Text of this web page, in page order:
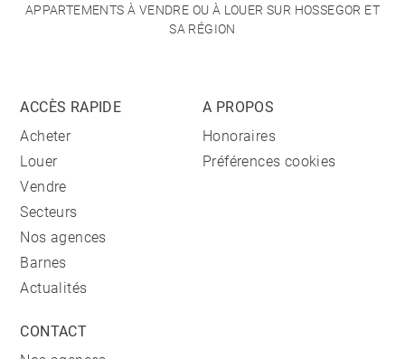
APPARTEMENTS À VENDRE OU À LOUER SUR HOSSEGOR ET
SA RÉGION
ACCÈS RAPIDE
Acheter
Louer
Vendre
Secteurs
Nos agences
Barnes
Actualités
A PROPOS
Honoraires
Préférences cookies
CONTACT